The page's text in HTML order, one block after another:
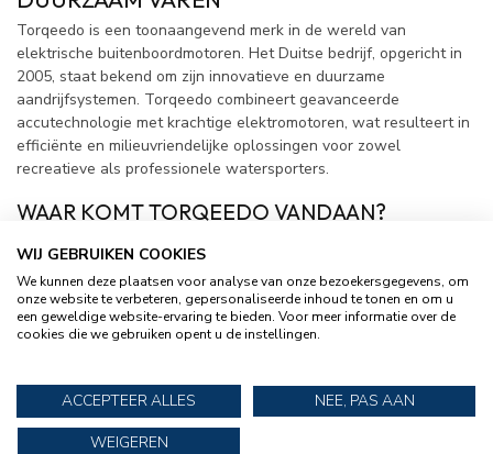
Torqeedo is een toonaangevend merk in de wereld van
elektrische buitenboordmotoren. Het Duitse bedrijf, opgericht in
2005, staat bekend om zijn innovatieve en duurzame
aandrijfsystemen. Torqeedo combineert geavanceerde
accutechnologie met krachtige elektromotoren, wat resulteert in
efficiënte en milieuvriendelijke oplossingen voor zowel
recreatieve als professionele watersporters.
WAAR KOMT TORQEEDO VANDAAN?
oprichting gepositioneerd als een pionier in elektrische
scheepsvoortstuwing. Dankzij continue innovatie en
technologische vooruitgang biedt het merk een breed scala aan
motoren die voldoen aan de hoogste eisen op het gebied van
KENMERKEN VAN TORQEEDO
BUITENBOORDMOTOREN
WIJ GEBRUIKEN COOKIES
We kunnen deze plaatsen voor analyse van onze bezoekersgegevens, om
onze website te verbeteren, gepersonaliseerde inhoud te tonen en om u
een geweldige website-ervaring te bieden. Voor meer informatie over de
cookies die we gebruiken opent u de instellingen.
ACCEPTEER ALLES
NEE, PAS AAN
WEIGEREN